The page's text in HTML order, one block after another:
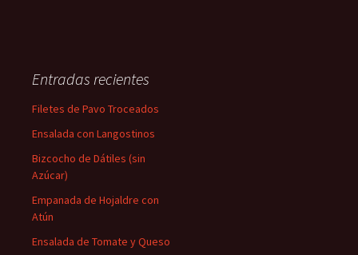
Entradas recientes
Filetes de Pavo Troceados
Ensalada con Langostinos
Bizcocho de Dátiles (sin
Azúcar)
Empanada de Hojaldre con
Atún
Ensalada de Tomate y Queso